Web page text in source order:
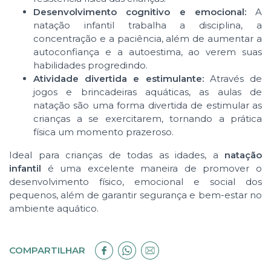
Desenvolvimento cognitivo e emocional:A
natação infantil trabalha a disciplina, a
concentração e a paciência, além de aumentar a
autoconfiança e a autoestima, ao verem suas
habilidades progredindo.
Atividade divertida e estimulante:Através de
jogos e brincadeiras aquáticas, as aulas de
natação são uma forma divertida de estimular as
crianças a se exercitarem, tornando a prática
física um momento prazeroso.
Ideal para crianças de todas as idades, a natação
infantil é uma excelente maneira de promover o
desenvolvimento físico, emocional e social dos
pequenos, além de garantir segurança e bem-estar no
ambiente aquático.
COMPARTILHAR